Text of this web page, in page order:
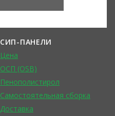
СИП-ПАНЕЛИ
Цена
ОСП (OSB)
Пенополистирол
Самостоятельная сборка
Доставка